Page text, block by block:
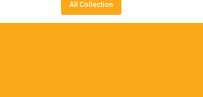
All Collection